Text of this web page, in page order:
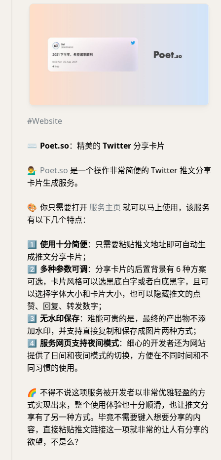
#Website
⌨️ Poet.so：精美的 Twitter 分享卡片
💁‍♂️ Poet.so 是一个操作非常简便的 Twitter 推文分享
卡片生成服务。
🎨 你只需要打开 服务主页 就可以马上使用，该服务
有以下几个特点：
1⃣️ 使用十分简便：只需要粘贴推文地址即可自动生
成推文分享卡片；
2⃣️ 多种参数可调：分享卡片的后置背景有 6 种方案
可选，卡片风格可以选黑底白字或者白底黑字，且可
以选择字体大小和卡片大小，也可以隐藏推文的点
赞、回复、转发数字；
3⃣️ 无水印保存：难能可贵的是，最终的产出物不添
加水印，并支持直接复制和保存成图片两种方式；
4⃣️ 服务网页支持夜间模式：细心的开发者还为网站
提供了日间和夜间模式的切换，方便在不同时间和不
同习惯的使用。
🌈 不得不说这项服务被开发者以非常优雅轻盈的方
式实现出来，整个使用体验也十分顺滑，也让推文分
享有了另一种方式。毕竟不需要键入想要分享的内
容，直接粘贴推文链接这一项就非常的让人有分享的
欲望，不是么？